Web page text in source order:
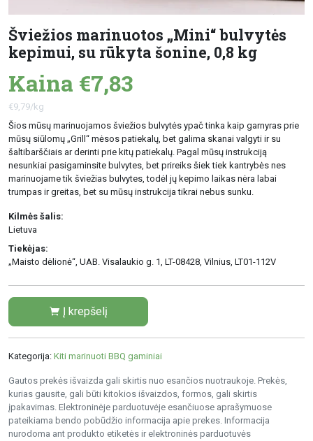
Šviežios marinuotos „Mini“ bulvytės
kepimui, su rūkyta šonine, 0,8 kg
Kaina €7,83
€9,79/kg
Šios mūsų marinuojamos šviežios bulvytės ypač tinka kaip garnyras prie
mūsų siūlomų „Grill“ mėsos patiekalų, bet galima skanai valgyti ir su
šaltibarščiais ar derinti prie kitų patiekalų. Pagal mūsų instrukciją
nesunkiai pasigaminsite bulvytes, bet prireiks šiek tiek kantrybės nes
marinuojame tik šviežias bulvytes, todėl jų kepimo laikas nėra labai
trumpas ir greitas, bet su mūsų instrukcija tikrai nebus sunku.
Kilmės šalis:
Lietuva
Tiekėjas:
„Maisto dėlionė“, UAB. Visalaukio g. 1, LT-08428, Vilnius, LT01-112V
Į krepšelį
Kategorija: Kiti marinuoti BBQ gaminiai
Gautos prekės išvaizda gali skirtis nuo esančios nuotraukoje. Prekės,
kurias gausite, gali būti kitokios išvaizdos, formos, gali skirtis
įpakavimas. Elektroninėje parduotuvėje esančiuose aprašymuose
pateikiama bendo pobūdžio informacija apie prekes. Informacija
nurodoma ant produkto etiketės ir elektroninės parduotuvės